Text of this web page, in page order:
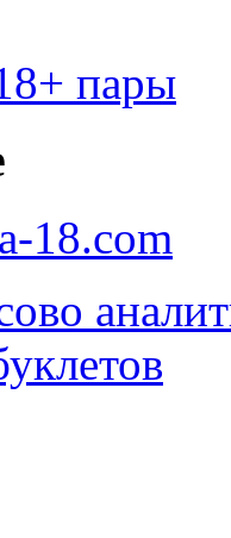
пары
18.com